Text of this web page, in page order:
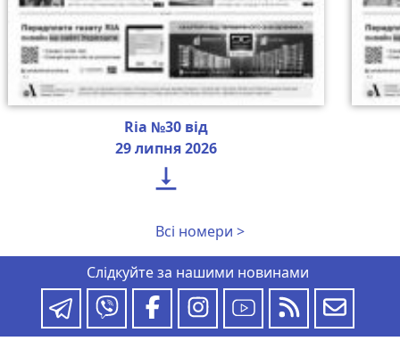
Ria №30 від
29 липня 2026

Всі номери >
Слідкуйте за нашими новинами